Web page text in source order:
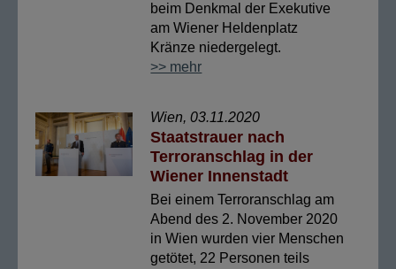
beim Denkmal der Exekutive
am Wiener Heldenplatz
Kränze niedergelegt.
>> mehr
Wien, 03.11.2020
Staatstrauer nach
Terroranschlag in der
Wiener Innenstadt
Bei einem Terroranschlag am
Abend des 2. November 2020
in Wien wurden vier Menschen
getötet, 22 Personen teils